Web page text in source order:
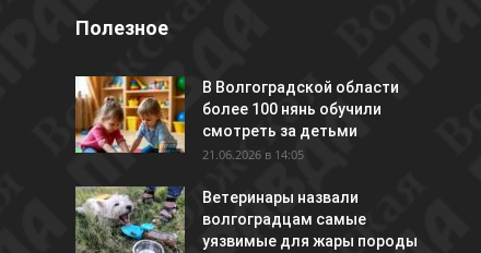
Полезное
В Волгоградской области
более 100 нянь обучили
смотреть за детьми
21.06.2026 в 14:05
Ветеринары назвали
волгоградцам самые
уязвимые для жары породы